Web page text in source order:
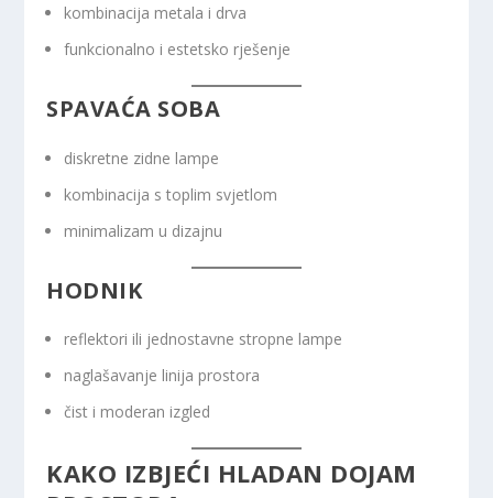
kombinacija metala i drva
funkcionalno i estetsko rješenje
SPAVAĆA SOBA
diskretne zidne lampe
kombinacija s toplim svjetlom
minimalizam u dizajnu
HODNIK
reflektori ili jednostavne stropne lampe
naglašavanje linija prostora
čist i moderan izgled
KAKO IZBJEĆI HLADAN DOJAM